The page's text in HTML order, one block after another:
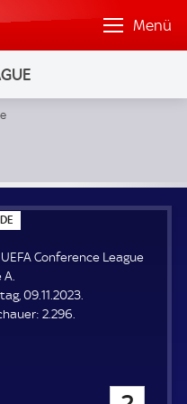
Menü
P
E
E
N
E
Conference League
09.11.2023.
Z
2.296.